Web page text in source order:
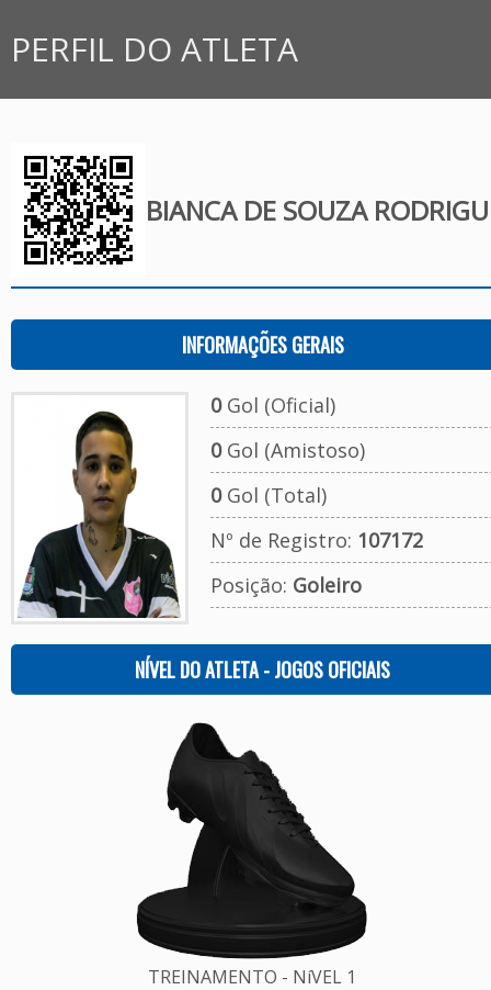
PERFIL DO ATLETA
BIANCA DE SOUZA
INFORMAÇÕES GERAIS
0Gol (Oficial)
0Gol (Amistoso)
0Gol (Total)
Nº de Registro: 107172
Posição: Goleiro
NÍVEL DO ATLETA - JOGOS OFICIAIS
TREINAMENTO - NíVEL 1